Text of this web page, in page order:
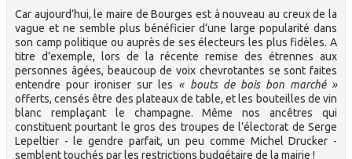
Car aujourd’hui, le maire de Bourges est à nouveau au creux de la
vague et ne semble plus bénéficier d’une large popularité dans
son camp politique ou auprès de ses électeurs les plus fidèles. A
titre d’exemple, lors de la récente remise des étrennes aux
personnes âgées, beaucoup de voix chevrotantes se sont faites
entendre pour ironiser sur les « bouts de bois bon marché »
offerts, censés être des plateaux de table, et les bouteilles de vin
blanc remplaçant le champagne. Même nos ancêtres qui
constituent pourtant le gros des troupes de l’électorat de Serge
Lepeltier - le gendre parfait, un peu comme Michel Drucker -
semblent touchés par les restrictions budgétaire de la mairie !